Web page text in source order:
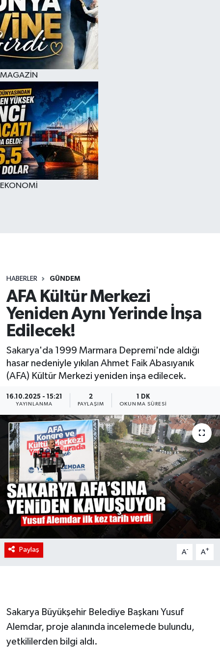
MAGAZİN
EKONOMİ
HABERLER GÜNDEM
AFA Kültür Merkezi
Yeniden Aynı Yerinde İnşa
Edilecek!
Sakarya'da 1999 Marmara Depremi'nde aldığı
hasar nedeniyle yıkılan Ahmet Faik Abasıyanık
(AFA) Kültür Merkezi yeniden inşa edilecek.
16.10.2025 - 15:21
YAYINLANMA
2
PAYLAŞIM
1 DK
OKUNMA SÜRESI
Paylaş A- A+
Sakarya Büyükşehir Belediye Başkanı Yusuf
Alemdar, proje alanında incelemede bulundu,
yetkililerden bilgi aldı.